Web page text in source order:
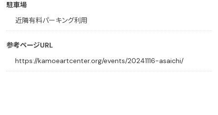
駐車場
近隣有料パーキング利用
参考ページURL
https://kamoeartcenter.org/events/20241116-asaichi/